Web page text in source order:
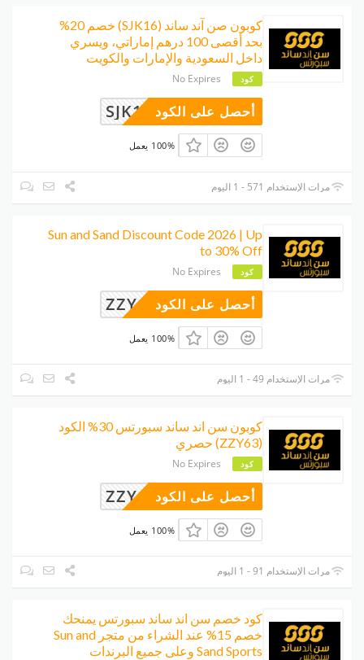
كوبون صن آند ساند (SJK16) خصم 20%
بحد أقصى 100 درهم إماراتي، ويسري
داخل السعودية والإمارات والكويت
كود No Expires
SJK16 أحصل على الكود
100% يعمل
مرات الإستخدام 571 - 1 اليوم
Sun and Sand Discount Code 2026 | Up
to 30% Off
كود No Expires
ZZY63أحصل على الكود
100% يعمل
مرات الإستخدام 49 - 1 اليوم
كوبون سن اند ساند سبورتس 30% الكود
(ZZY63) حصري
كود No Expires
ZZY63أحصل على الكود
100% يعمل
مرات الإستخدام 91 - 1 اليوم
كود خصم سن اند ساند سبورتس يمنحك
خصم 15% عند الشراء من متجر Sun and
Sand Sports وعلى جميع البرندات